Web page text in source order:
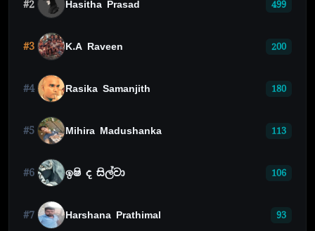
#2 Hasitha Prasad 499
#3 K.A Raveen 200
#4 Rasika Samanjith 180
#5 Mihira Madushanka 113
#6 ඉෂි ද සිල්වා 106
#7 Harshana Prathimal 93